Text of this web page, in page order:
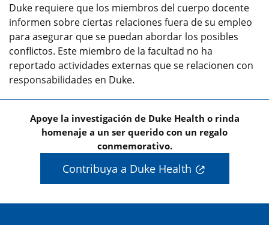
Duke requiere que los miembros del cuerpo docente
informen sobre ciertas relaciones fuera de su empleo
para asegurar que se puedan abordar los posibles
conflictos. Este miembro de la facultad no ha
reportado actividades externas que se relacionen con
responsabilidades en Duke.
Apoye la investigación de Duke Health o rinda
homenaje a un ser querido con un regalo
conmemorativo.
Contribuya a Duke Health